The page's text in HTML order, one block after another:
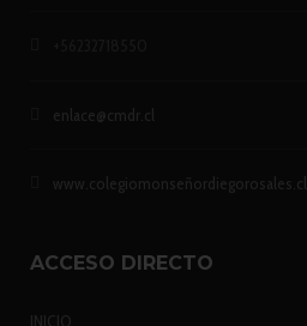
enlace@cmdr.cl
www.colegiomonseñordiegorosales.cl
ACCESO DIRECTO
INICIO